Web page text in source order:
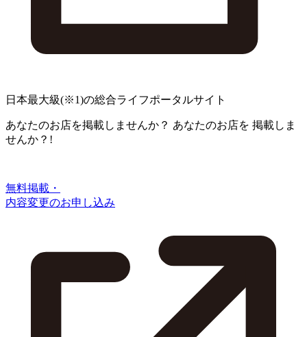
日本最大級(※1)の総合ライフポータルサイト
あなたのお店を掲載しませんか？ あなたのお店を 掲載しま
せんか？!
無料掲載・
内容変更のお申し込み